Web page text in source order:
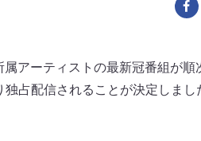
アーティストの最新冠番組が順
占配信されることが決定しまし